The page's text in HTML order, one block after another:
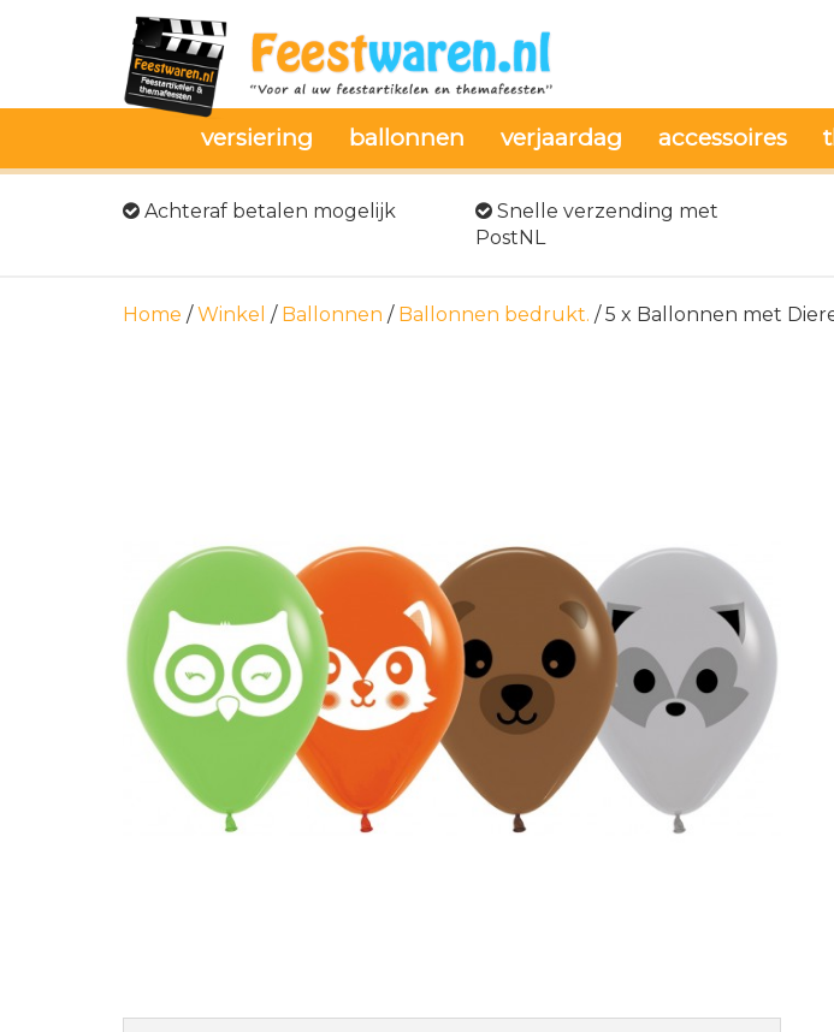
versiering ballonnen verjaardag accessoires
Achteraf betalen mogelijk
Snelle verzending met
PostNL
Home /Winkel / Ballonnen / Ballonnen bedrukt. / 5 x Ballonnen met